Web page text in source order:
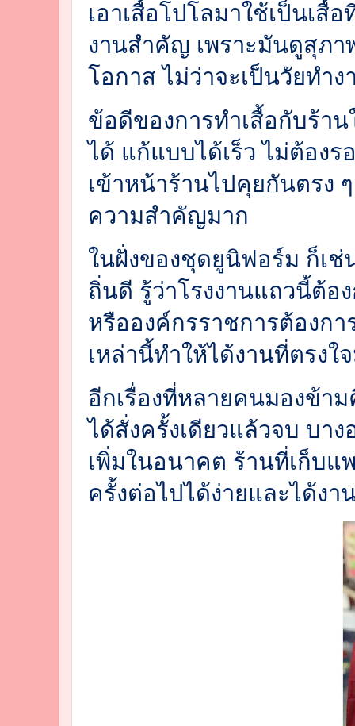
เอาเสื้อโปโลมาใช้เป็นเสื้
งานสำคัญ เพราะมันดูสุภา
โอกาส ไม่ว่าจะเป็นวัยทำ
ข้อดีของการทำเสื้อกับร้า
ได้ แก้แบบได้เร็ว ไม่ต้อง
เข้าหน้าร้านไปคุยกันตรง
ความสำคัญมาก
ในฝั่งของชุดยูนิฟอร์ม ก็เ
ถิ่นดี รู้ว่าโรงงานแถวนี้ต้อ
หรือองค์กรราชการต้องก
เหล่านี้ทำให้ได้งานที่ตรงใ
อีกเรื่องที่หลายคนมองข้า
ได้สั่งครั้งเดียวแล้วจบ บา
เพิ่มในอนาคต ร้านที่เก็บแ
ครั้งต่อไปได้ง่ายและได้งา